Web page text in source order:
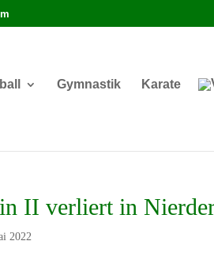
Gymnastik Karate
II verliert in
2022